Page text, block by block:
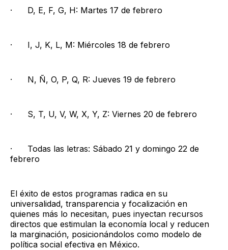
· D, E, F, G, H: Martes 17 de febrero
· I, J, K, L, M: Miércoles 18 de febrero
· N, Ñ, O, P, Q, R: Jueves 19 de febrero
· S, T, U, V, W, X, Y, Z: Viernes 20 de febrero
· Todas las letras: Sábado 21 y domingo 22 de
febrero
El éxito de estos programas radica en su
universalidad, transparencia y focalización en
quienes más lo necesitan, pues inyectan recursos
directos que estimulan la economía local y reducen
la marginación, posicionándolos como modelo de
política social efectiva en México.